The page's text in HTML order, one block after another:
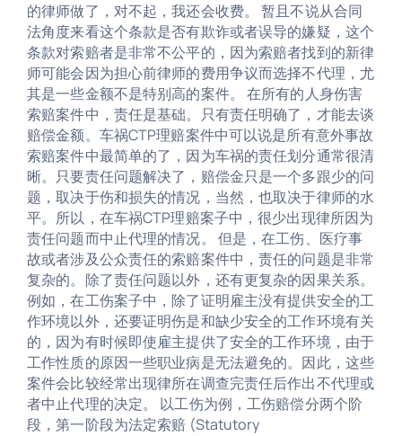
的律师做了，对不起，我还会收费。 暂且不说从合同
法角度来看这个条款是否有欺诈或者误导的嫌疑，这个
条款对索赔者是非常不公平的，因为索赔者找到的新律
师可能会因为担心前律师的费用争议而选择不代理，尤
其是一些金额不是特别高的案件。 在所有的人身伤害
索赔案件中，责任是基础。只有责任明确了，才能去谈
赔偿金额。车祸CTP理赔案件中可以说是所有意外事故
索赔案件中最简单的了，因为车祸的责任划分通常很清
晰。只要责任问题解决了，赔偿金只是一个多跟少的问
题，取决于伤和损失的情况，当然，也取决于律师的水
平。所以，在车祸CTP理赔案子中，很少出现律所因为
责任问题而中止代理的情况。 但是，在工伤、医疗事
故或者涉及公众责任的索赔案件中，责任的问题是非常
复杂的。除了责任问题以外，还有更复杂的因果关系。
例如，在工伤案子中，除了证明雇主没有提供安全的工
作环境以外，还要证明伤是和缺少安全的工作环境有关
的，因为有时候即使雇主提供了安全的工作环境，由于
工作性质的原因一些职业病是无法避免的。因此，这些
案件会比较经常出现律所在调查完责任后作出不代理或
者中止代理的决定。 以工伤为例，工伤赔偿分两个阶
段，第一阶段为法定索赔 (Statutory